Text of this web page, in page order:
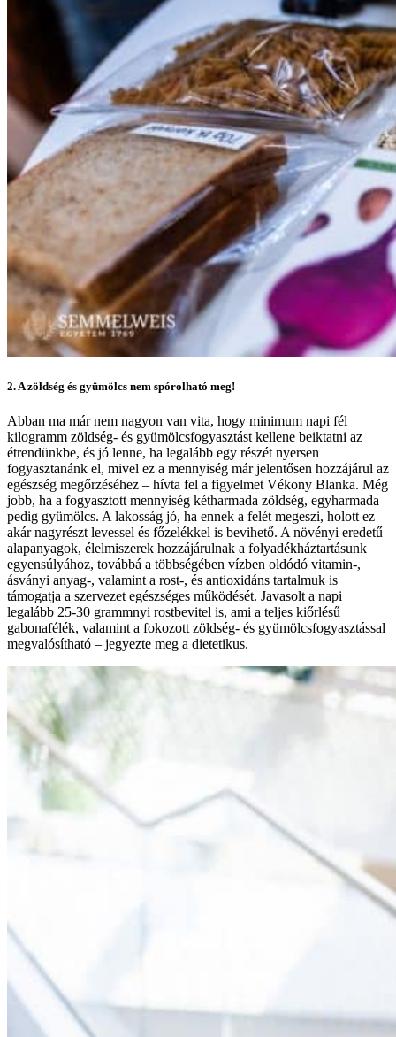
2. A zöldség és gyümölcs nem spórolható meg!
Abban ma már nem nagyon van vita, hogy minimum napi fél
kilogramm zöldség- és gyümölcsfogyasztást kellene beiktatni az
étrendünkbe, és jó lenne, ha legalább egy részét nyersen
fogyasztanánk el, mivel ez a mennyiség már jelentősen hozzájárul az
egészség megőrzéséhez – hívta fel a figyelmet Vékony Blanka. Még
jobb, ha a fogyasztott mennyiség kétharmada zöldség, egyharmada
pedig gyümölcs. A lakosság jó, ha ennek a felét megeszi, holott ez
akár nagyrészt levessel és főzelékkel is bevihető. A növényi eredetű
alapanyagok, élelmiszerek hozzájárulnak a folyadékháztartásunk
egyensúlyához, továbbá a többségében vízben oldódó vitamin-,
ásványi anyag-, valamint a rost-, és antioxidáns tartalmuk is
támogatja a szervezet egészséges működését. Javasolt a napi
legalább 25-30 grammnyi rostbevitel is, ami a teljes kiőrlésű
gabonafélék, valamint a fokozott zöldség- és gyümölcsfogyasztással
megvalósítható – jegyezte meg a dietetikus.